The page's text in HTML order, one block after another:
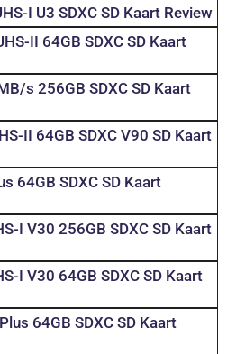
I U3 SDXC SD Kaart Review
II 64GB SDXC SD Kaart
s 256GB SDXC SD Kaart
II 64GB SDXC V90 SD Kaart
64GB SDXC SD Kaart
I V30 256GB SDXC SD Kaart
I V30 64GB SDXC SD Kaart
64GB SDXC SD Kaart